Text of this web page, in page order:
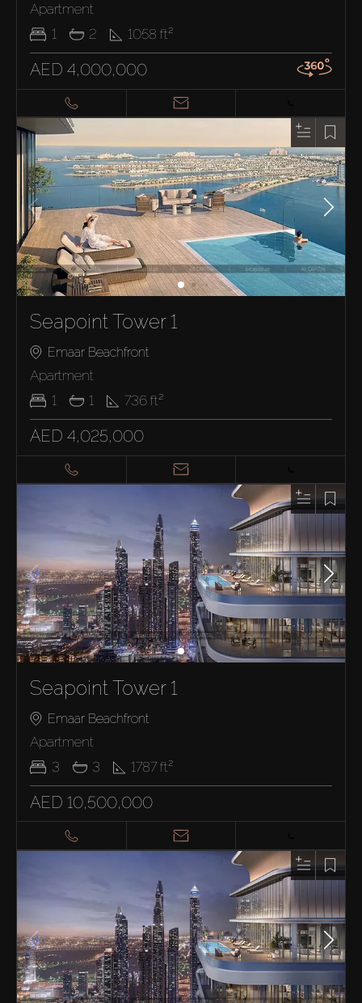
Apartment
1
2 1058 ft²
AED 4,000,000
Seapoint Tower 1
Emaar Beachfront
Apartment
1
1 736 ft²
AED 4,025,000
Seapoint Tower 1
Emaar Beachfront
Apartment
3
3 1787 ft²
AED 10,500,000